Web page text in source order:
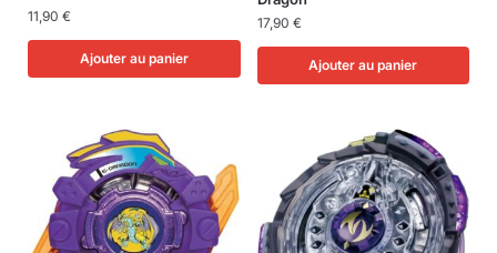
11,90 €
Ajouter au panier
17,90 €
Ajouter au panier